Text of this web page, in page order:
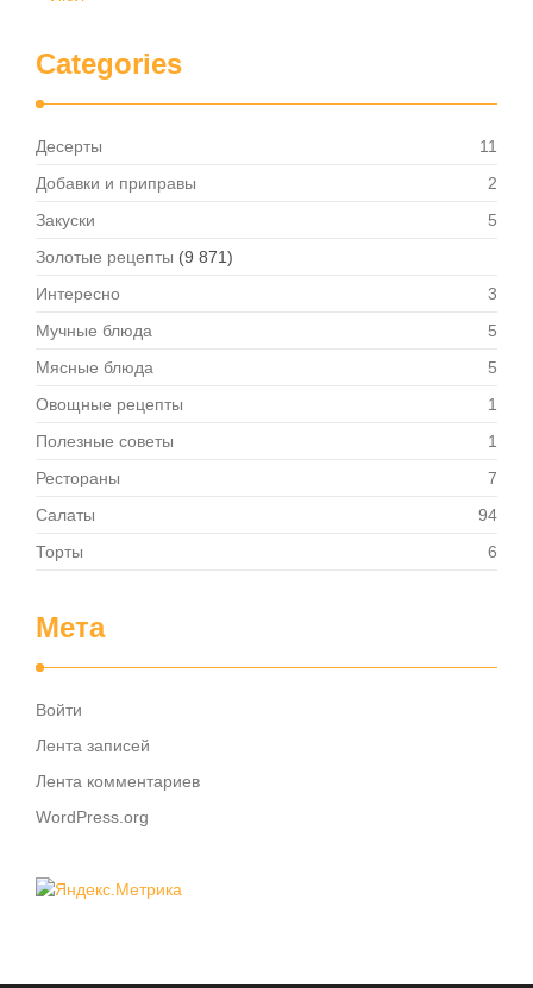
Categories
Десерты
11
Добавки и приправы
2
Закуски
5
Золотые рецепты (9 871)
Интересно
3
Мучные блюда
5
Мясные блюда
5
Овощные рецепты
1
Полезные советы
1
Рестораны
7
Салаты
94
Торты
6
Мета
Войти
Лента записей
Лента комментариев
WordPress.org